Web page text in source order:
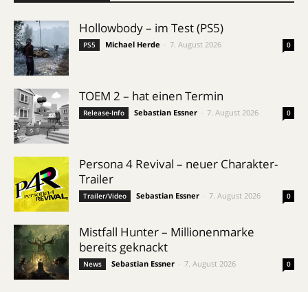
Hollowbody – im Test (PS5)
PS5 Michael Herde 7. August 2026 0
TOEM 2 – hat einen Termin
Release-Info Sebastian Essner 7. August 2026 0
Persona 4 Revival – neuer Charakter-
Trailer
Trailer/Video Sebastian Essner 7. August 2026 0
Mistfall Hunter – Millionenmarke
bereits geknackt
News Sebastian Essner 7. August 2026 0